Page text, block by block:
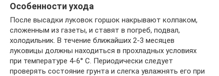
Особенности ухода
После высадки луковок горшок накрывают колпаком,
сложенным из газеты, и ставят в погреб, подвал,
холодильник. В течение ближайших 2-3 месяцев
луковицы должны находиться в прохладных условиях
при температуре 4-6° C. Периодически следует
проверять состояние грунта и слегка увлажнять его при